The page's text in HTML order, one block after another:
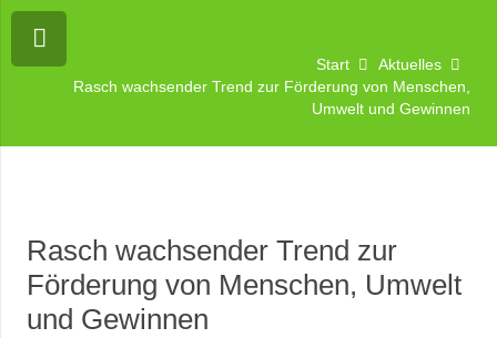
Start
Aktuelles
Rasch wachsender Trend zur Förderung von Menschen,
Umwelt und Gewinnen
Rasch wachsender Trend zur
Förderung von Menschen, Umwelt
und Gewinnen